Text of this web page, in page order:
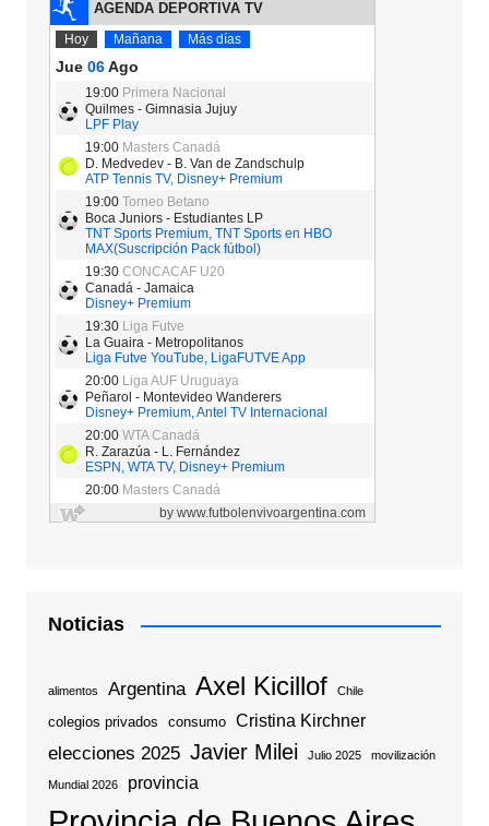
Noticias
alimentos Argentina Axel Kicillof Chile
colegios privados consumo Cristina Kirchner
elecciones 2025 Javier Milei Julio 2025 movilización
Mundial 2026 provincia